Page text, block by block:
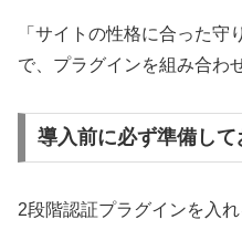
「サイトの性格に合った
で、プラグインを組み合わ
導入前に必ず準備して
2段階認証プラグインを入